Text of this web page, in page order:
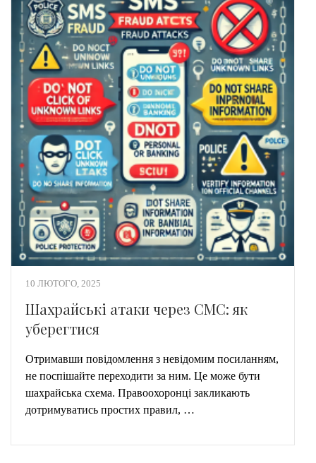
10 ЛЮТОГО, 2025
Шахрайські атаки через СМС: як
уберегтися
Отримавши повідомлення з невідомим посиланням,
не поспішайте переходити за ним. Це може бути
шахрайська схема. Правоохоронці закликають
дотримуватись простих правил, …